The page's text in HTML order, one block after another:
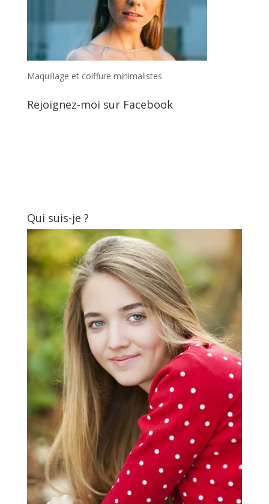
Maquillage et coiffure minimalistes
Rejoignez-moi sur Facebook
Qui suis-je ?